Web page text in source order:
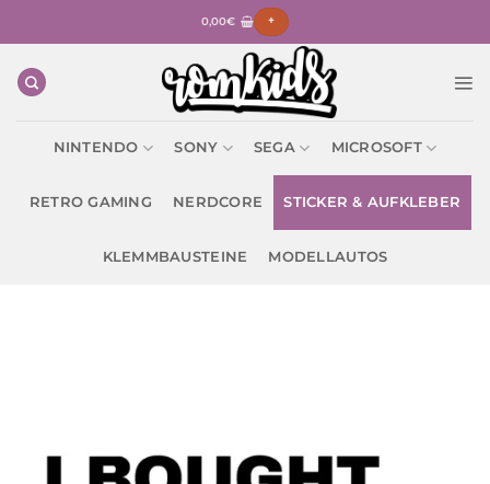
0,00€ +
NINTENDO SONY SEGA MICROSOFT
RETRO GAMING NERDCORE STICKER & AUFKLEBER
KLEMMBAUSTEINE MODELLAUTOS